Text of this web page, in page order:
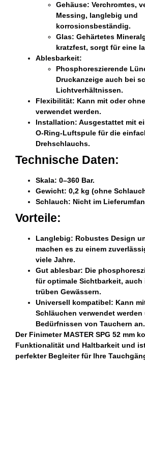
Gehäuse: Verchromtes,
Messing, langlebig und
korrosionsbeständig.
Glas: Gehärtetes
kratzfest, sorgt für eine
Ablesbarkeit:
Phosphoreszierende
Druckanzeige auch bei
Lichtverhältnissen.
Flexibilität: Kann mit oder
verwendet werden.
Installation: Ausgestattet mit
O-Ring-Luftspule für die
Drehschlauchs.
Technische Daten:
Skala: 0–360 Bar.
Gewicht: 0,2 kg (ohne
Schlauch: Nicht im
Vorteile:
Langlebig: Robustes Design
machen es zu einem
viele Jahre.
Gut ablesbar: Die
für optimale Sichtbarkeit,
trüben Gewässern.
Universell kompatibel: Kann
Schläuchen verwendet
Bedürfnissen von Tauchern an.
Der Finimeter MASTER SPG 52 mm
Funktionalität und Haltbarkeit und
perfekter Begleiter für Ihre